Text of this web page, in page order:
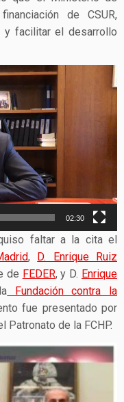
de CSUR,
y facilitar el desarrollo
02:30
faltar a la cita el
, D. Enrique Ruiz
de FEDER, y D. Enrique
Fundación contra la
fue presentado por
Patronato de la FCHP.